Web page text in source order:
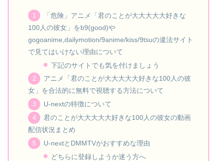
「危険」アニメ「君のことが大大大大大好きな
100人の彼女」をb9(good)や
gogoanime,dailymotion/9anime/kiss/9tsuの違法サイト
で見てはいけない理由について
下記のサイトでも気を付けましょう
アニメ「君のことが大大大大大好きな100人の彼
女」を合法的に無料で視聴する方法について
U-nextの特徴について
君のことが大大大大大好きな100人の彼女の動画
配信状況まとめ
U-nextとDMMTVがおすすめな理由
どちらに登録しようか迷う方へ